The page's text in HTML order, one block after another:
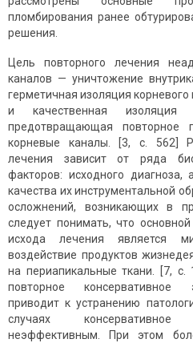
пломбирования ранее
решения.
Цель повторного лечения
каналов — уничтожение
герметичная изоляция
и качественная изоляция
предотвращающая повторное
корневые каналы. [3, с. 562]
лечения зависит от ряда
факторов: исходного диагноза,
качества их инструментальной
осложнений, возникающих в
следует понимать, что
исхода лечения является
воздействие продуктов
на периапикальные ткани. [7,
повторное консервативное
приводит к устранению
случаях
неэффективным. При этом